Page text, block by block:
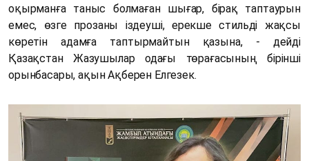
оқырманға таныс болмаған шығар, бірақ таптаурын
емес, өзге прозаны іздеуші, ерекше стильді жақсы
көретін адамға таптырмайтын қазына, - дейді
Қазақстан Жазушылар одағы төрағасының бірінші
орынбасары, ақын Ақберен Елгезек.